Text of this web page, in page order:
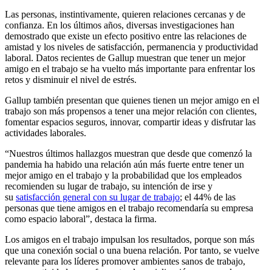
Las personas, instintivamente, quieren relaciones cercanas y de
confianza. En los últimos años, diversas investigaciones han
demostrado que existe un efecto positivo entre las relaciones de
amistad y los niveles de satisfacción, permanencia y productividad
laboral. Datos recientes de Gallup muestran que tener un mejor
amigo en el trabajo se ha vuelto más importante para enfrentar los
retos y disminuir el nivel de estrés.
Gallup también presentan que quienes tienen un mejor amigo en el
trabajo son más propensos a tener una mejor relación con clientes,
fomentar espacios seguros, innovar, compartir ideas y disfrutar las
actividades laborales.
“Nuestros últimos hallazgos muestran que desde que comenzó la
pandemia ha habido una relación aún más fuerte entre tener un
mejor amigo en el trabajo y la probabilidad que los empleados
recomienden su lugar de trabajo, su intención de irse y
su satisfacción general con su lugar de trabajo; el 44% de las
personas que tiene amigos en el trabajo recomendaría su empresa
como espacio laboral”, destaca la firma.
Los amigos en el trabajo impulsan los resultados, porque son más
que una conexión social o una buena relación. Por tanto, se vuelve
relevante para los líderes promover ambientes sanos de trabajo,